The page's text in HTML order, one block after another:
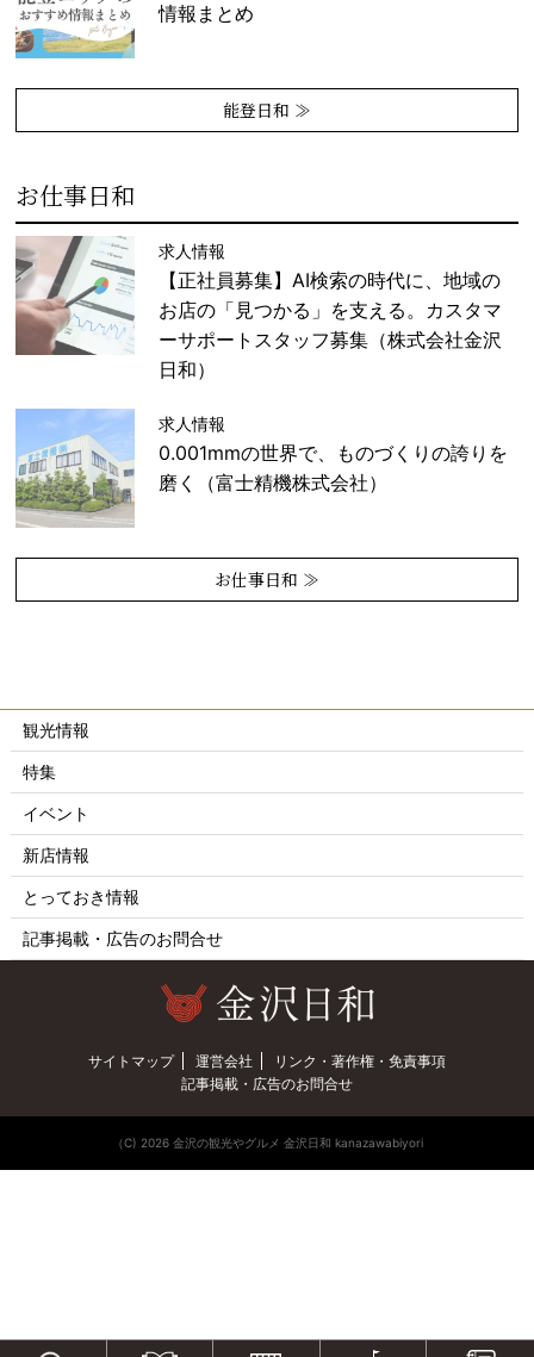
情報まとめ
能登日和 ≫
お仕事日和
求人情報
【正社員募集】AI検索の時代に、地域の
お店の「見つかる」を支える。カスタマ
ーサポートスタッフ募集（株式会社金沢
日和）
求人情報
0.001mmの世界で、ものづくりの誇りを
磨く（富士精機株式会社）
お仕事日和 ≫
観光情報
特集
イベント
新店情報
とっておき情報
記事掲載・広告のお問合せ
サイトマップ 運営会社
リンク・著作権・免責事項
記事掲載・広告のお問合せ
（C) 2026 金沢の観光やグルメ 金沢日和 kanazawabiyori